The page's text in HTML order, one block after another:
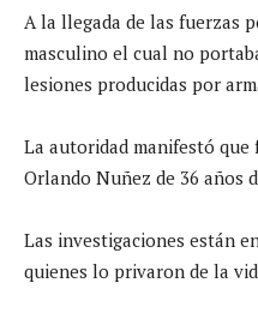
A la llegada de las fuerzas
masculino el cual no
lesiones producidas por
La autoridad manifestó que
Orlando Nuñez de 36 años
Las investigaciones están
quienes lo privaron de la